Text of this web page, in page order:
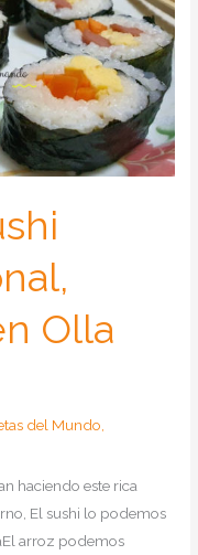
Olla
del Mundo,
haciendo este rica
El sushi lo podemos
arroz podemos